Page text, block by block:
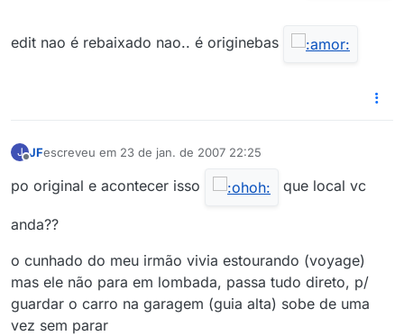
edit nao é rebaixado nao.. é originebas
J JFescreveu em 23 de jan. de 2007 22:25
última edição por
po original e acontecer isso que local vc
anda??
o cunhado do meu irmão vivia estourando (voyage)
mas ele não para em lombada, passa tudo direto, p/
guardar o carro na garagem (guia alta) sobe de uma
vez sem parar